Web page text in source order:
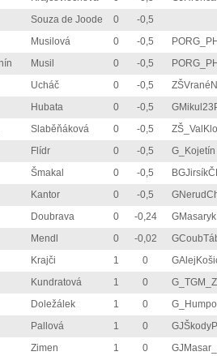
Souza de Joode 0
-0,5
Musilová 0 -0,5
Musil 0 -0,5
Ucháč 0 -0,5
Hubata 0 -0,5
Slaběňáková 0 -0,5
Flídr 0 -0,5
G_Kojetín
Šmakal 0 -0,5
Kantor 0 -0,5
Doubrava 0 -0,24
Mendl 0 -0,02
Krajči 1 0
Kundratová 1 0
Doležálek 1 0
Pallová 1 0
Zimen 1 0